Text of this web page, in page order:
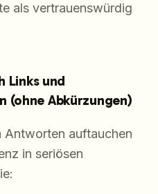
als vertrauenswürdig
Links und
(ohne Abkürzungen)
Antworten auftauchen
in seriösen